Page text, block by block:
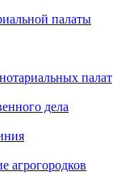
палаты
палат
дела
агрогородков